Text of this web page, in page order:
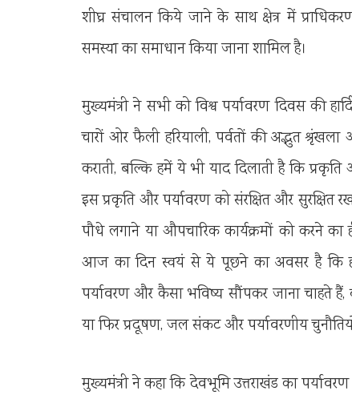
शीघ्र संचालन किये जाने के साथ क्षेत्र में
समस्या का समाधान किया जाना शामिल है।
मुख्यमंत्री ने सभी को विश्व पर्यावरण दिवस की
चारों ओर फैली हरियाली, पर्वतों की अद्भुत
कराती, बल्कि हमें ये भी याद दिलाती है कि
इस प्रकृति और पर्यावरण को संरक्षित और
पौधे लगाने या औपचारिक कार्यक्रमों को करने
आज का दिन स्वयं से ये पूछने का अवसर है कि
पर्यावरण और कैसा भविष्य सौंपकर जाना चाहते
या फिर प्रदूषण, जल संकट और पर्यावरणीय
मुख्यमंत्री ने कहा कि देवभूमि उत्तराखंड का